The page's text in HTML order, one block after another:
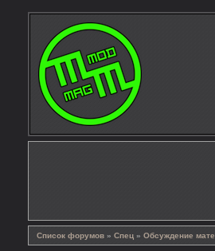
Список форумов » Спец » Обсуждение